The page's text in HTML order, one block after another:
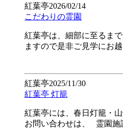
紅葉亭2026/02/14
こだわりの霊園
紅葉亭は、細部に至るま
ますので是非ご見学にお
紅葉亭2025/11/30
紅葉亭 灯籠
紅葉亭には、春日灯籠・
お問い合わせは、 霊園